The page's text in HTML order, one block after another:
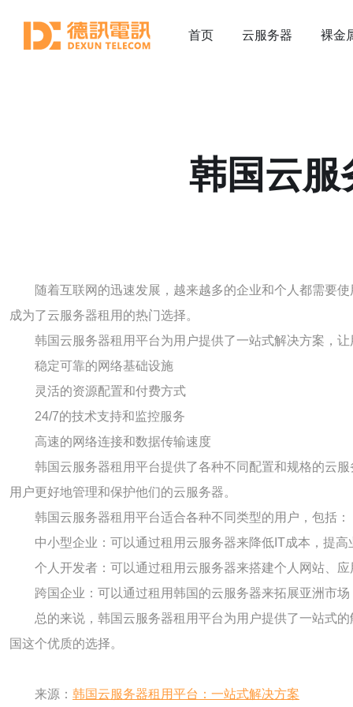
首页 云服务器 裸金
韩国云服
随着互联网的迅速发展，越来越多的企业和个人都需要
成为了云服务器租用的热门选择。
韩国云服务器租用平台为用户提供了一站式解决方案，
稳定可靠的网络基础设施
灵活的资源配置和付费方式
24/7的技术支持和监控服务
高速的网络连接和数据传输速度
韩国云服务器租用平台提供了各种不同配置和规格的云
用户更好地管理和保护他们的云服务器。
韩国云服务器租用平台适合各种不同类型的用户，包括：
中小型企业：可以通过租用云服务器来降低IT成本，提高
个人开发者：可以通过租用云服务器来搭建个人网站、应
跨国企业：可以通过租用韩国的云服务器来拓展亚洲市场
总的来说，韩国云服务器租用平台为用户提供了一站式
国这个优质的选择。
来源： 韩国云服务器租用平台：一站式解决方案